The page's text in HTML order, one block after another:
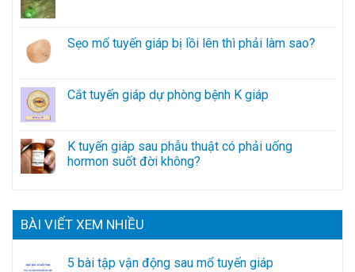
Sẹo mổ tuyến giáp bị lồi lên thì phải làm sao?
Cắt tuyến giáp dự phòng bệnh K giáp
K tuyến giáp sau phẫu thuật có phải uống
hormon suốt đời không?
BÀI VIẾT XEM NHIỀU
5 bài tập vận động sau mổ tuyến giáp